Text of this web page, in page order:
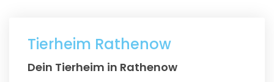
Tierheim Rathenow
Dein Tierheim in Rathenow